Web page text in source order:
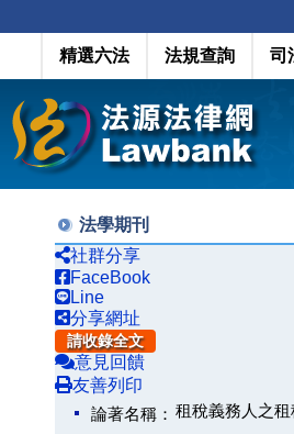
精選六法 法規查詢 司
法學期刊
社群分享
FaceBook
Line
分享網址
請收錄全文
意見回饋
友善列印
論著名稱： 租稅義務人之